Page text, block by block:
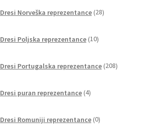
Dresi Norveška reprezentance 28izdelkov
Dresi Poljska reprezentance 10izdelkov
Dresi Portugalska reprezentance 208izdelkov
Dresi puran reprezentance 4izdelki
Dresi Romuniji reprezentance 0izdelkov